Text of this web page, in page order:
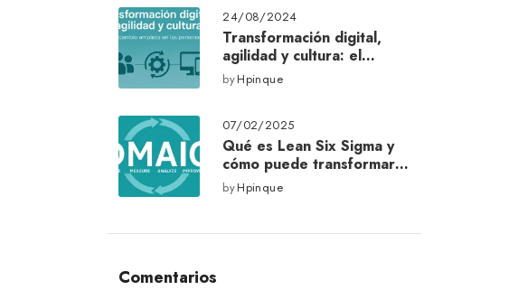
24/08/2024
Transformación digital,
agilidad y cultura: el
verdadero cambio
empieza en las personas
byHpinque
07/02/2025
Qué es Lean Six Sigma y
cómo puede transformar
tu empresa
byHpinque
Comentarios